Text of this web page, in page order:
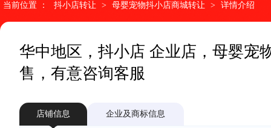
具体诉求*
网店地址*
网店名称
当前位置 ： 抖小店转让 > 母婴宠物抖小店商城转让 > 详情介绍
华中地区，抖小店 企业店，母婴宠
售，有意咨询客服
店铺信息 企业及商标信息